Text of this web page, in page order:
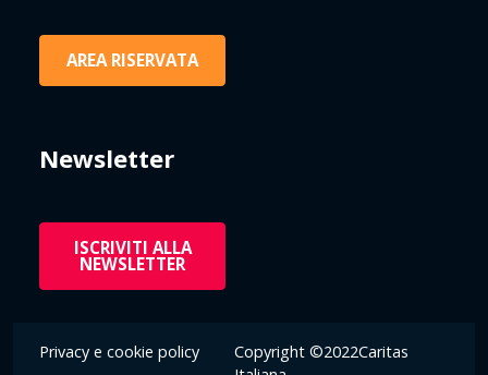
AREA RISERVATA
Newsletter
ISCRIVITI ALLA
NEWSLETTER
Privacy e cookie policy
Copyright ©2022Caritas